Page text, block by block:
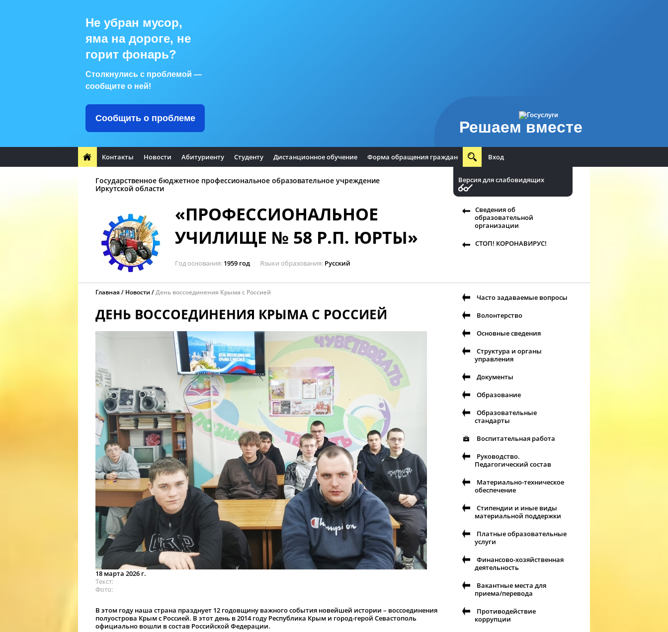
Решаем вместе
Не убран мусор,
яма на дороге, не
горит фонарь?
Столкнулись с проблемой —
сообщите о ней!
Сообщить о проблеме
Контакты Новости Абитуриенту Студенту Дистанционное обучение Форма обращения граждан Вход
Государственное бюджетное профессиональное образовательное учреждение
Иркутской области
«ПРОФЕССИОНАЛЬНОЕ
УЧИЛИЩЕ № 58 Р.П. ЮРТЫ»
Год основания 1959 год Языки образования Русский
Версия для слабовидящих
Сведения об
образовательной
организации
СТОП! КОРОНАВИРУС!
Главная Новости День воссоединения Крыма с Россией
ДЕНЬ ВОССОЕДИНЕНИЯ КРЫМА С РОССИЕЙ
18 марта 2026 г.
Текст
Фото
В этом году наша страна празднует 12 годовщину важного события новейшей истории – воссоединения
полуострова Крым с Россией. В этот день в 2014 году Республика Крым и город-герой Севастополь
официально вошли в состав Российской Федерации.
Часто задаваемые вопросы
Волонтерство
Основные сведения
Структура и органы
управления
Документы
Образование
Образовательные
стандарты
Воспитательная работа
Руководство.
Педагогический состав
Материально-техническое
обеспечение
Стипендии и иные виды
материальной поддержки
Платные образовательные
услуги
Финансово-хозяйственная
деятельность
Вакантные места для
приема/перевода
Противодействие
коррупции